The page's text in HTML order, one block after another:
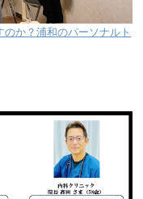
のか？浦和のパーソナルト